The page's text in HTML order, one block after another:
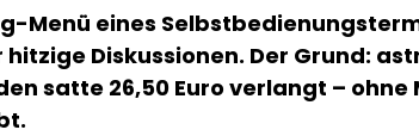
Menü eines
Diskussionen. Der Grund:
satte 26,50 Euro verlangt – ohne